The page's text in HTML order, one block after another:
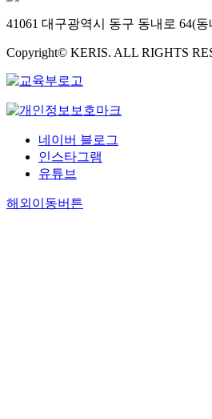
41061 대구광역시 동구 동내로 64(
Copyright© KERIS. ALL RIGHTS
네이버 블로그
인스타그램
유튜브
해외이동버튼